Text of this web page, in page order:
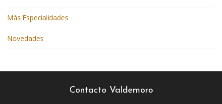
Más Especialidades
Novedades
Contacto Valdemoro